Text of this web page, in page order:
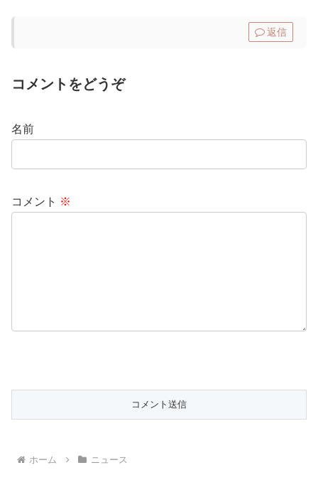
返信
コメントをどうぞ
名前
コメント ※
ホーム ニュース